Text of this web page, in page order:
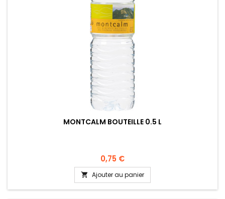
MONTCALM BOUTEILLE 0.5 L
0,75 €
 Ajouter au panier